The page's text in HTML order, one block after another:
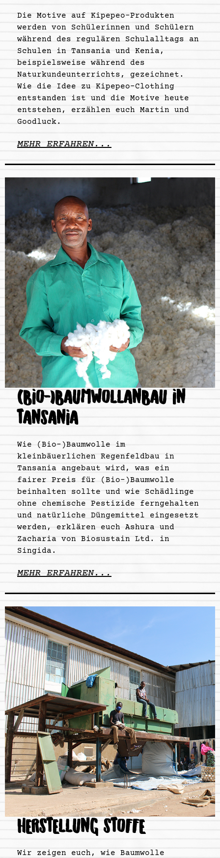
Die Motive auf Kipepeo-Produkten
werden von Schülerinnen und Schülern
während des regulären Schulalltags an
Schulen in Tansania und Kenia,
beispielsweise während des
Naturkundeunterrichts, gezeichnet.
Wie die Idee zu Kipepeo-Clothing
entstanden ist und die Motive heute
entstehen, erzählen euch Martin und
Goodluck.
MEHR ERFAHREN...
(BIO-)BAUMWOLLANBAU IN
TANSANIA
Wie (Bio-)Baumwolle im
kleinbäuerlichen Regenfeldbau in
Tansania angebaut wird, was ein
fairer Preis für (Bio-)Baumwolle
beinhalten sollte und wie Schädlinge
ohne chemische Pestizide ferngehalten
und natürliche Düngemittel eingesetzt
werden, erklären euch Ashura und
Zacharia von Biosustain Ltd. in
Singida.
MEHR ERFAHREN...
HERSTELLUNG STOFFE
Wir zeigen euch, wie Baumwolle